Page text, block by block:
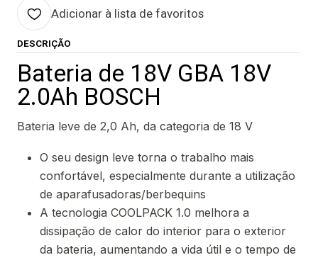
Adicionar à lista de favoritos
DESCRIÇÃO
Bateria de 18V GBA 18V
2.0Ah BOSCH
Bateria leve de 2,0 Ah, da categoria de 18 V
O seu design leve torna o trabalho mais
confortável, especialmente durante a utilização
de aparafusadoras/berbequins
A tecnologia COOLPACK 1.0 melhora a
dissipação de calor do interior para o exterior
da bateria, aumentando a vida útil e o tempo de